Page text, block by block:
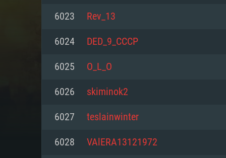
6023 Rev_13
6024 DED_9_CCCP
6025 O_L_O
6026 skiminok2
6027 teslainwinter
6028 VAlERA13121972